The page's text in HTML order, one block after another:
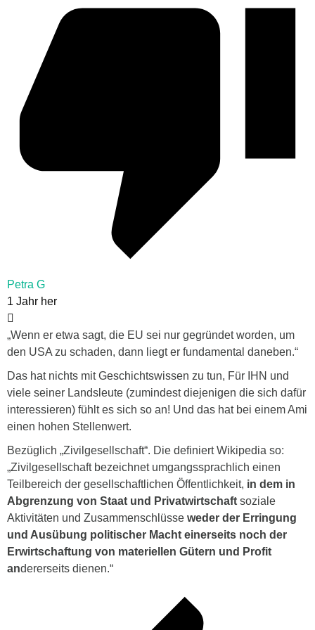
Petra G
1 Jahr her
„Wenn er etwa sagt, die EU sei nur gegründet worden, um
den USA zu schaden, dann liegt er fundamental daneben.“
Das hat nichts mit Geschichtswissen zu tun, Für IHN und
viele seiner Landsleute (zumindest diejenigen die sich dafür
interessieren) fühlt es sich so an! Und das hat bei einem Ami
einen hohen Stellenwert.
Bezüglich „Zivilgesellschaft“. Die definiert Wikipedia so:
„Zivilgesellschaft bezeichnet umgangssprachlich einen
Teilbereich der gesellschaftlichen Öffentlichkeit, in dem in
Abgrenzung von Staat und Privatwirtschaft soziale
Aktivitäten und Zusammenschlüsse weder der Erringung
und Ausübung politischer Macht einerseits noch der
Erwirtschaftung von materiellen Gütern und Profit
andererseits dienen.“